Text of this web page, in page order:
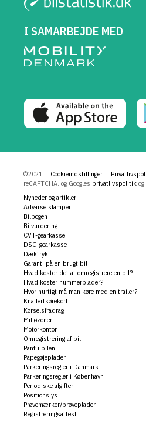
I SAMARBEJDE MED
©2021 | Cookieindstillinger |
reCAPTCHA, og Googles privatlivspolitik og
Nyheder og artikler
Advarselslamper
Bilbogen
Bilvurdering
CVT-gearkasse
DSG-gearkasse
Dæktryk
Garanti på en brugt bil
Hvad koster det at omregistrere en bil?
Hvad koster nummerplader?
Hvor hurtigt må man køre med en trailer?
Knallertkørekort
Kørselsfradrag
Miljøzoner
Motorkontor
Omregistrering af bil
Pant i bilen
Papegøjeplader
Parkeringsregler i Danmark
Parkeringsregler i København
Periodiske afgifter
Positionslys
Prøvemærker/prøveplader
Registreringsattest